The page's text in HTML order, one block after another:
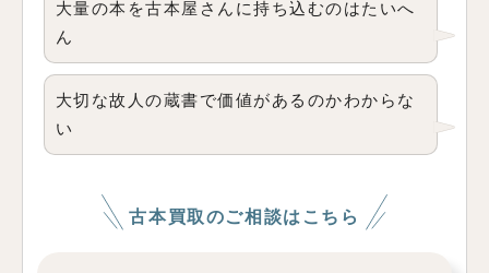
大量の本を古本屋さんに持ち込むのはたいへ
ん
大切な故人の蔵書で価値があるのかわからな
い
古本買取のご相談はこちら